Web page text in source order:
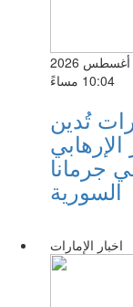
الجمعة 07 أغسطس 2026
10:04 مساءً
تُدين
الإرهابي
جرمانا
السورية
اخبار الإمارات